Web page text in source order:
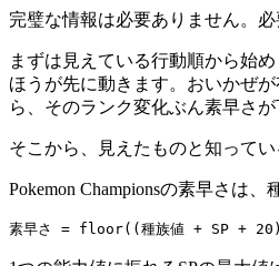
完璧な情報は必要ありません。
まずは見えている行動順から始
ほうが先に動きます。おいかぜ
ら、そのランク変化ぶん素早さ
そこから、見えたものと知ってい
Pokemon Championsの素早さは